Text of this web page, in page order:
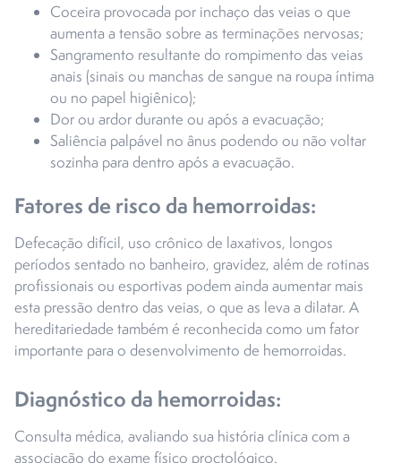
Coceira provocada por inchaço das veias o que
aumenta a tensão sobre as terminações nervosas;
Sangramento resultante do rompimento das veias
anais (sinais ou manchas de sangue na roupa íntima
ou no papel higiênico);
Dor ou ardor durante ou após a evacuação;
Saliência palpável no ânus podendo ou não voltar
sozinha para dentro após a evacuação.
Fatores de risco da hemorroidas:
Defecação difícil, uso crônico de laxativos, longos
períodos sentado no banheiro, gravidez, além de rotinas
profissionais ou esportivas podem ainda aumentar mais
esta pressão dentro das veias, o que as leva a dilatar. A
hereditariedade também é reconhecida como um fator
importante para o desenvolvimento de hemorroidas.
Diagnóstico da hemorroidas:
Consulta médica, avaliando sua história clínica com a
associação do exame físico proctológico.